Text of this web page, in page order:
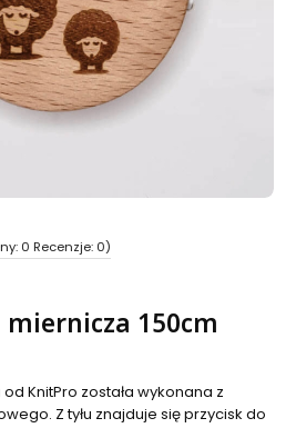
0 Recenzje: 0)
sekcji Opinie
miernicza 150cm
KnitPro została wykonana z
Z tyłu znajduje się przycisk do